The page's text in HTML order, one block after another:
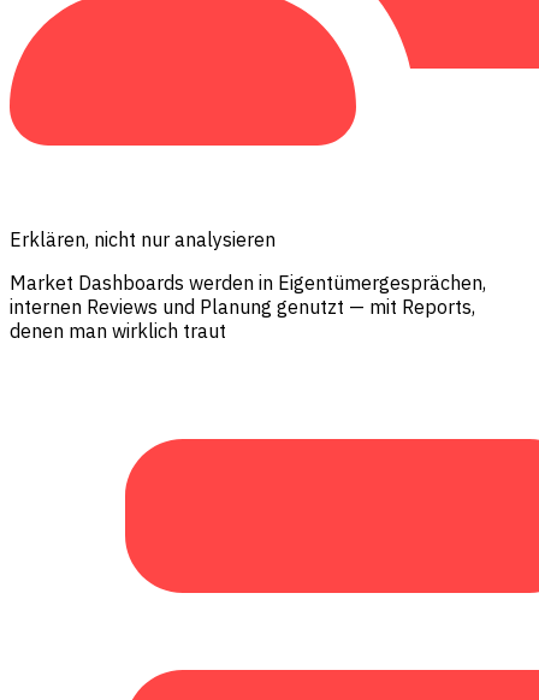
Erklären, nicht nur analysieren
Market Dashboards werden in Eigentümergesprächen,
internen Reviews und Planung genutzt — mit Reports,
denen man wirklich traut